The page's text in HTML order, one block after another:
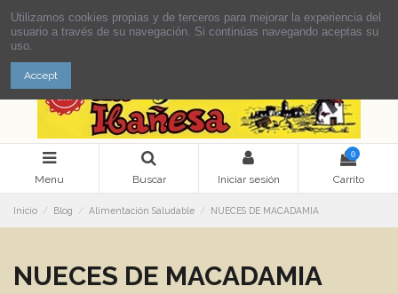
Menu Buscar Iniciar sesión
0
Carrito
Inicio Blog Alimentación Saludable NUECES DE MACADAMIA
NUECES DE MACADAMIA
Utilizamos cookies propias y de terceros para mejorar la experiencia del
usuario a través de su navegación. Si continúas navegando aceptas su
uso.
Accept